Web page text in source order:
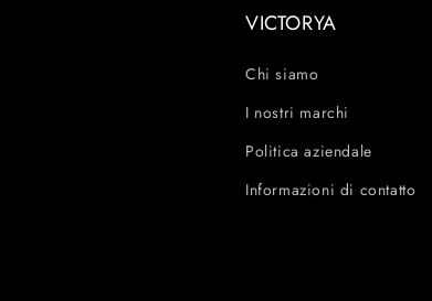
VICTORYA
Chi siamo
I nostri marchi
Politica aziendale
Informazioni di contatto